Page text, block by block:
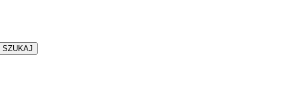
SZUKAJ